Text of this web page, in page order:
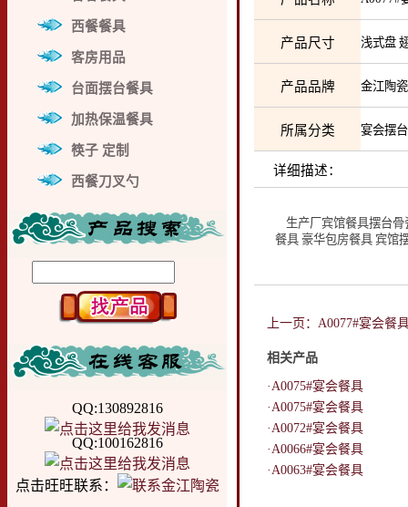
西餐餐具
客房用品
台面摆台餐具
加热保温餐具
筷子 定制
西餐刀叉勺
QQ:130892816
QQ:100162816
点击旺旺联系：
产品尺寸 浅式盘
产品品牌 金江陶
所属分类 宴会摆
详细描述：
生产厂宾馆餐具摆台骨
餐具 豪华包房餐具 宾馆
上一页：A0077#宴会餐
相关产品
·A0075#宴会餐具
·A0075#宴会餐具
·A0072#宴会餐具
·A0066#宴会餐具
·A0063#宴会餐具